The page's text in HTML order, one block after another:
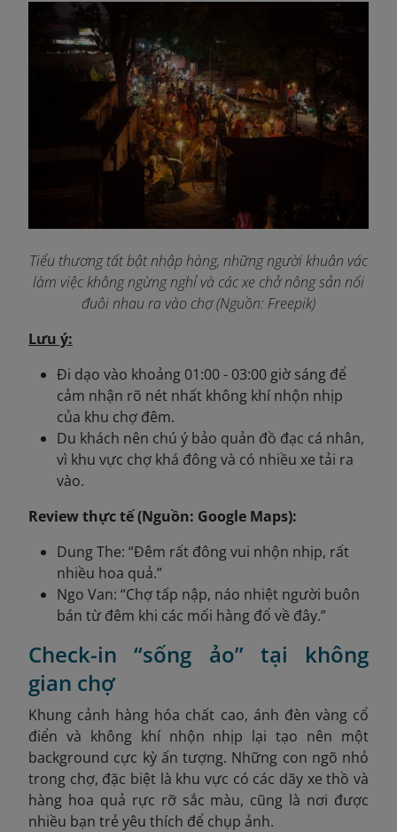
Tiểu thương tất bật nhập hàng, những người khuân vác
làm việc không ngừng nghỉ và các xe chở nông sản nối
đuôi nhau ra vào chợ (Nguồn: Freepik)
Lưu ý:
Đi dạo vào khoảng 01:00 - 03:00 giờ sáng để
cảm nhận rõ nét nhất không khí nhộn nhịp
của khu chợ đêm.
Du khách nên chú ý bảo quản đồ đạc cá nhân,
vì khu vực chợ khá đông và có nhiều xe tải ra
vào.
Review thực tế (Nguồn: Google Maps):
Dung The: “Đêm rất đông vui nhộn nhịp, rất
nhiều hoa quả.”
Ngo Van: “Chợ tấp nập, náo nhiệt người buôn
bán từ đêm khi các mối hàng đổ về đây.”
Check-in “sống ảo” tại không
gian chợ
Khung cảnh hàng hóa chất cao, ánh đèn vàng cổ
điển và không khí nhộn nhịp lại tạo nên một
background cực kỳ ấn tượng. Những con ngõ nhỏ
trong chợ, đặc biệt là khu vực có các dãy xe thồ và
hàng hoa quả rực rỡ sắc màu, cũng là nơi được
nhiều bạn trẻ yêu thích để chụp ảnh.